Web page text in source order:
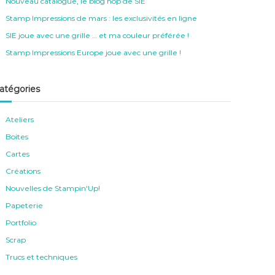
Stamp Impressions de mars : les exclusivités en ligne
SIE joue avec une grille … et ma couleur préférée !
Stamp Impressions Europe joue avec une grille !
Ateliers
Boites
Cartes
Créations
Nouvelles de Stampin'Up!
Papeterie
Portfolio
Scrap
Trucs et techniques